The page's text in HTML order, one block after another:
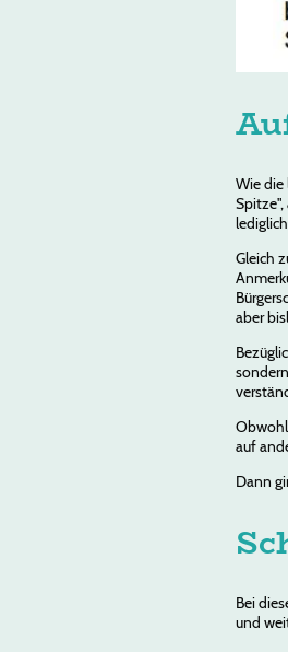
Wie die
Gleich
aber
auf
Dann
Bei
und